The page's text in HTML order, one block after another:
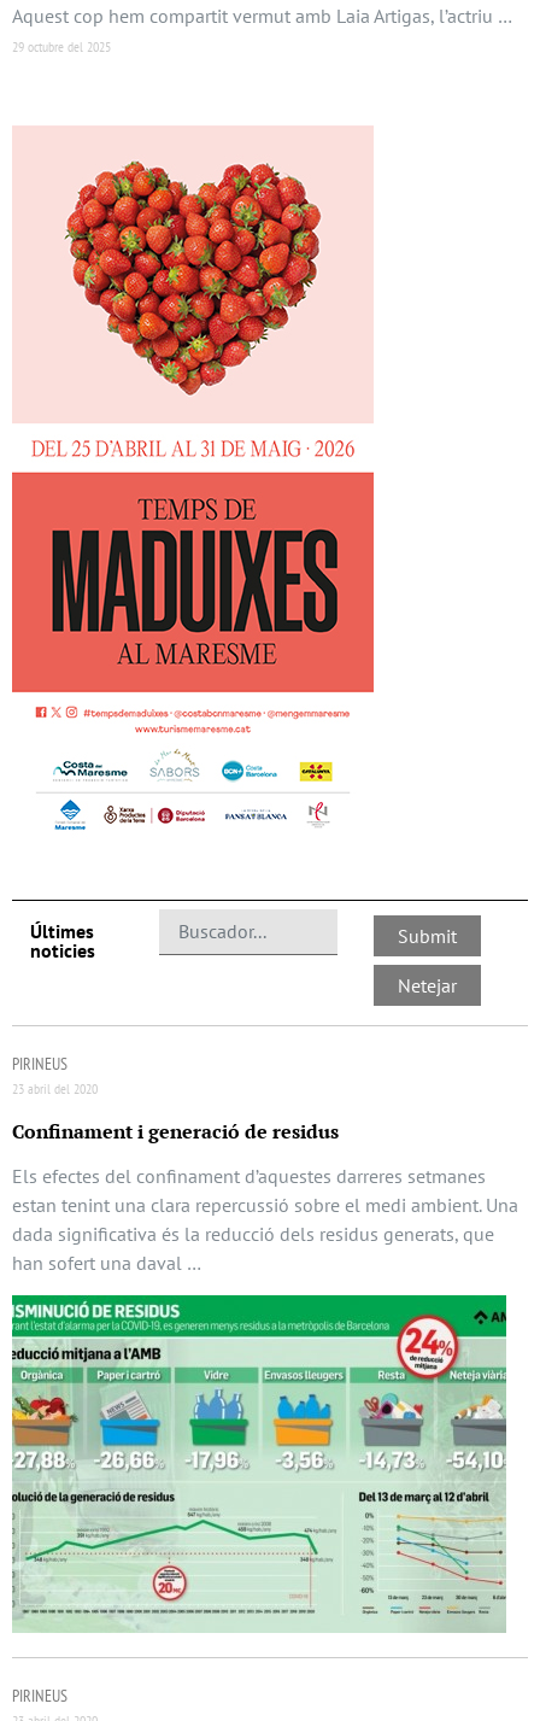
Aquest cop hem compartit vermut amb Laia Artigas, l’actriu …
29 octubre del 2025
Últimes
noticies
PIRINEUS
23 abril del 2020
Confinament i generació de residus
Els efectes del confinament d’aquestes darreres setmanes
estan tenint una clara repercussió sobre el medi ambient. Una
dada significativa és la reducció dels residus generats, que
han sofert una daval …
PIRINEUS